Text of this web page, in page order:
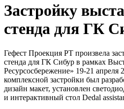
Застройку
стенда для ГК
Гефест Проекция РТ произвела
стенда для ГК Сибур в рамках
Ресурсосбережение» 19-21
комплексной застройки был
дизайн макет, установлен
и интерактивный стол Dedal